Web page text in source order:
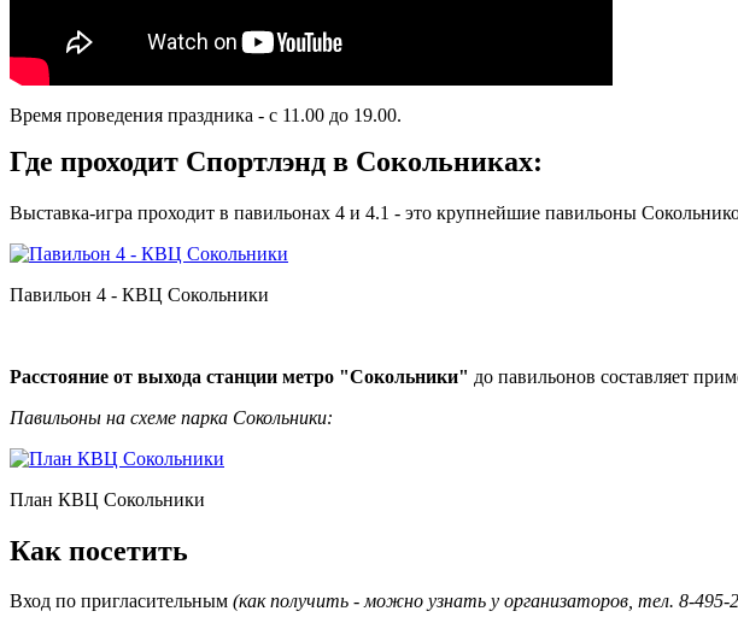
Время проведения праздника - с 11.00 до 19.00.
Где проходит Спортлэнд в Сокольниках:
Выставка-игра проходит в павильонах 4 и 4.1 - это крупнейшие павильоны
Павильон 4 - КВЦ Сокольники
Расстояние от выхода станции метро "Сокольники" до павильонов составляет
Павильоны на схеме парка Сокольники:
План КВЦ Сокольники
Как посетить
Вход по пригласительным (как получить - можно узнать у организаторов, тел. 8-495-